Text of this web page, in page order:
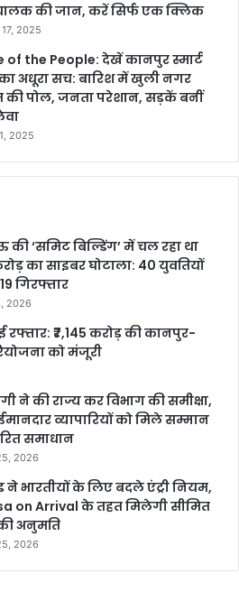
की जान, करें सिर्फ एक क्लिक
2025
of the People: देखें कानपुर स्मार्ट
अधूरा सच: बारिश में खुली नगर
की पोल, जनता परेशान, सड़कें बनीं
2025
‘समिट बिल्डिंग’ में चल रहा था
का साइबर घोटाला: 40 युवतियों
गिरफ्तार
2026
रफ्तार: ₹7,145 करोड़ की कानपुर-
को मंजूरी
ने की राज्य कर विभाग की समीक्षा,
व्यापारियों को मिले सम्मान
समाधान
2026
ने भारतीयों के लिए बदले एंट्री नियम,
on Arrival के तहत मिलेगी सीमित
अनुमति
2026